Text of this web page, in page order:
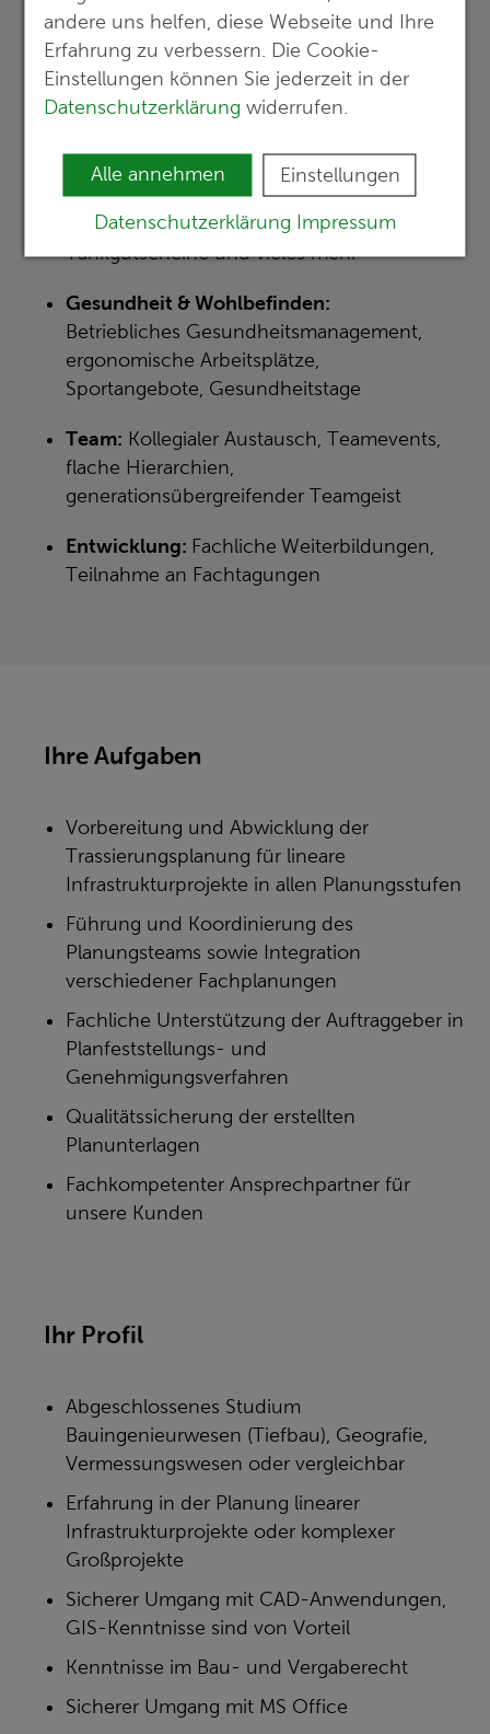
andere uns helfen, diese Webseite und Ihre
Erfahrung zu verbessern. Die Cookie-
Einstellungen können Sie jederzeit in der
Datenschutzerklärungwiderrufen.
Alle annehmen Einstellungen
Datenschutzerklärung Impressum
Energie- und Netzausbau mit klarer
Zukunftsrelevanz
Work-Life-Balance : Flexible Arbeitszeiten,
mobiles Arbeiten, familienfreundliche
Benefits:30 Tage Urlaub, Sonderurlaub,
Gewinnbeteiligung, Jobrad,
Tankgutscheine und vieles mehr
Gesundheit & Wohlbefinden:
Betriebliches Gesundheitsmanagement,
ergonomische Arbeitsplätze,
Sportangebote, Gesundheitstage
Team: Kollegialer Austausch, Teamevents,
flache Hierarchien,
generationsübergreifender Teamgeist
Entwicklung: Fachliche Weiterbildungen,
Teilnahme an Fachtagungen
Ihre Aufgaben
Vorbereitung und Abwicklung der
Trassierungsplanung für lineare
Infrastrukturprojekte in allen Planungsstufen
Führung und Koordinierung des
Planungsteams sowie Integration
verschiedener Fachplanungen
Fachliche Unterstützung der Auftraggeber in
Planfeststellungs- und
Genehmigungsverfahren
Qualitätssicherung der erstellten
Planunterlagen
Fachkompetenter Ansprechpartner für
unsere Kunden
Ihr Profil
Abgeschlossenes Studium
Bauingenieurwesen (Tiefbau), Geografie,
Vermessungswesen oder vergleichbar
Erfahrung in der Planung linearer
Infrastrukturprojekte oder komplexer
Großprojekte
Sicherer Umgang mit CAD-Anwendungen,
GIS-Kenntnisse sind von Vorteil
Kenntnisse im Bau- und Vergaberecht
Sicherer Umgang mit MS Office